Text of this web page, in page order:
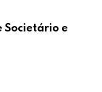
Societário e